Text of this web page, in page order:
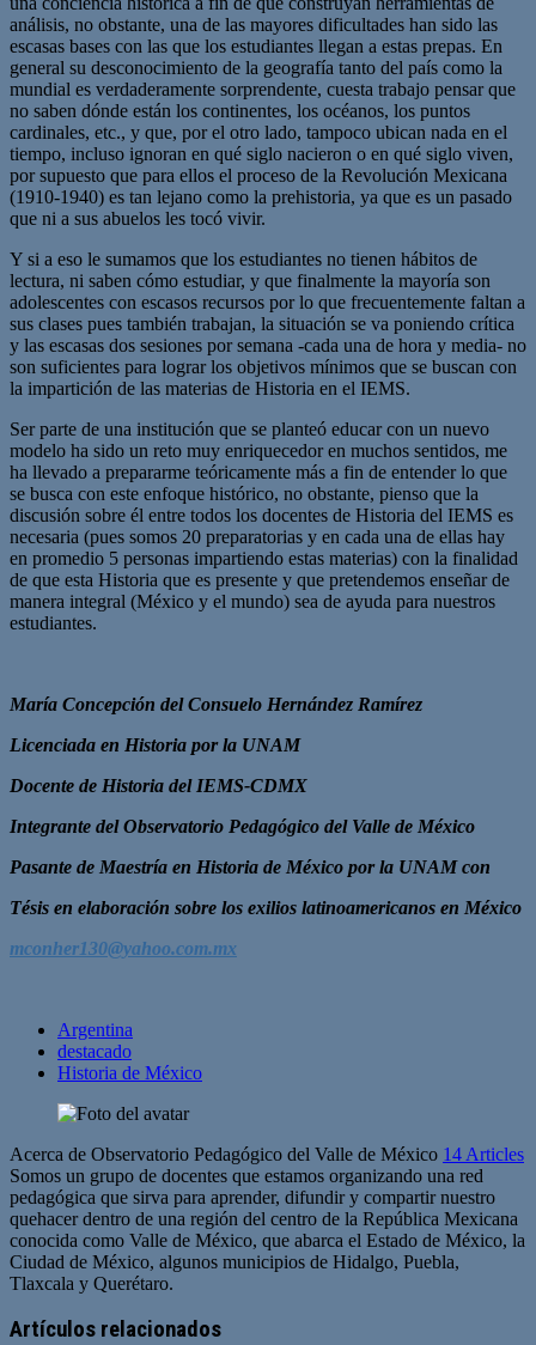
análisis, no obstante, una de las mayores dificultades han sido las
escasas bases con las que los estudiantes llegan a estas prepas. En
general su desconocimiento de la geografía tanto del país como la
mundial es verdaderamente sorprendente, cuesta trabajo pensar que
no saben dónde están los continentes, los océanos, los puntos
cardinales, etc., y que, por el otro lado, tampoco ubican nada en el
tiempo, incluso ignoran en qué siglo nacieron o en qué siglo viven,
por supuesto que para ellos el proceso de la Revolución Mexicana
(1910-1940) es tan lejano como la prehistoria, ya que es un pasado
que ni a sus abuelos les tocó vivir.
Y si a eso le sumamos que los estudiantes no tienen hábitos de
lectura, ni saben cómo estudiar, y que finalmente la mayoría son
adolescentes con escasos recursos por lo que frecuentemente faltan a
sus clases pues también trabajan, la situación se va poniendo crítica
y las escasas dos sesiones por semana -cada una de hora y media- no
son suficientes para lograr los objetivos mínimos que se buscan con
la impartición de las materias de Historia en el IEMS.
Ser parte de una institución que se planteó educar con un nuevo
modelo ha sido un reto muy enriquecedor en muchos sentidos, me
ha llevado a prepararme teóricamente más a fin de entender lo que
se busca con este enfoque histórico, no obstante, pienso que la
discusión sobre él entre todos los docentes de Historia del IEMS es
necesaria (pues somos 20 preparatorias y en cada una de ellas hay
en promedio 5 personas impartiendo estas materias) con la finalidad
de que esta Historia que es presente y que pretendemos enseñar de
manera integral (México y el mundo) sea de ayuda para nuestros
estudiantes.
María Concepción del Consuelo Hernández Ramírez
Licenciada en Historia por la UNAM
Docente de Historia del IEMS-CDMX
Integrante del Observatorio Pedagógico del Valle de México
Pasante de Maestría en Historia de México por la UNAM con
Tésis en elaboración sobre los exilios latinoamericanos en México
mconher130@yahoo.com.mx
Argentina
destacado
Historia de México
Acerca de Observatorio Pedagógico del Valle de México 14 Articles
Somos un grupo de docentes que estamos organizando una red
pedagógica que sirva para aprender, difundir y compartir nuestro
quehacer dentro de una región del centro de la República Mexicana
conocida como Valle de México, que abarca el Estado de México, la
Ciudad de México, algunos municipios de Hidalgo, Puebla,
Tlaxcala y Querétaro.
Artículos relacionados